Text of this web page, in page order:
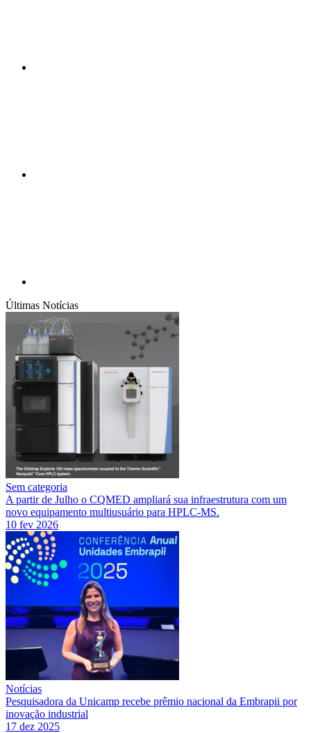
Últimas Notícias
Sem categoria
A partir de Julho o CQMED ampliará sua infraestrutura com um
novo equipamento multiusuário para HPLC-MS.
10 fev 2026
Notícias
Pesquisadora da Unicamp recebe prêmio nacional da Embrapii por
inovação industrial
17 dez 2025